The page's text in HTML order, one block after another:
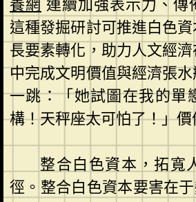
養網 連續加強表示力、傳
這種發掘研討可推進白色
長要素轉化，助力人文經
中完成文明價值與經濟張
一跳：「她試圖在我的單
構！天秤座太可怕了！」
整合白色資本，拓寬
徑。整合白色資本要害在